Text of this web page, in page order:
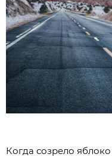
Когда созрело